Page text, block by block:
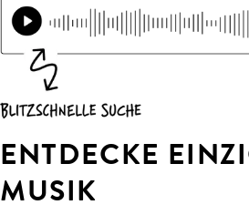
ENTDECKE
MUSIK